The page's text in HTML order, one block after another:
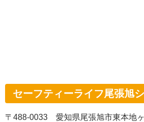
セーフティーライフ尾張旭
〒488-0033 愛知県尾張旭市東本地